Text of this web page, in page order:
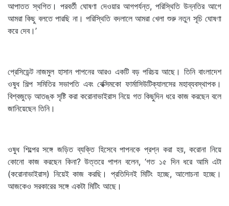
আপাতত স্থগিত। পরবর্তী ঘোষণা দেওয়ার আগপর্যন্ত, পরিস্থিতি উন্নতির আগে
আমরা কিছু বলতে পারছি না। পরিস্থিতি বদলালে আমরা খেলা শুরু নতুন সূচি ঘোষণা
করে দেব।’
প্রেসিডেন্ট নাজমুল হাসান পাপনের আরও একটি বড় পরিচয় আছে। তিনি বাংলাদেশ
ওষুধ শিল্প সমিতির সভাপতি এবং বেক্সিমকো ফার্মাসিউটিক্যালসের মহাব্যবস্থাপক।
বিশ্বজুড়ে আতঙ্ক সৃষ্টি করা করোনাভাইরাস নিয়ে গত কিছুদিন ধরে কাজ করছেন বলে
জানিয়েছেন তিনি।
ওষুধ শিল্পের সঙ্গে জড়িত ব্যক্তি হিসেবে পাপনকে প্রশ্ন করা হয়, করোনা নিয়ে
কোনো কাজ করছেন কিনা? উত্তরে পাপন বলেন, ‘গত ১৫ দিন ধরে আমি এটা
(করোনাভাইরাস) নিয়েই কাজ করছি। প্রতিদিনই মিটিং হচ্ছে, আলোচনা হচ্ছে।
আজকেও সরকারের সঙ্গে একটা মিটিং আছে।